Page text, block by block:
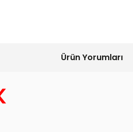
Ürün Yorumları